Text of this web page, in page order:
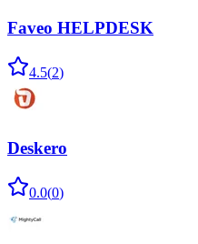
Faveo HELPDESK
4.5(2)
Deskero
0.0(0)